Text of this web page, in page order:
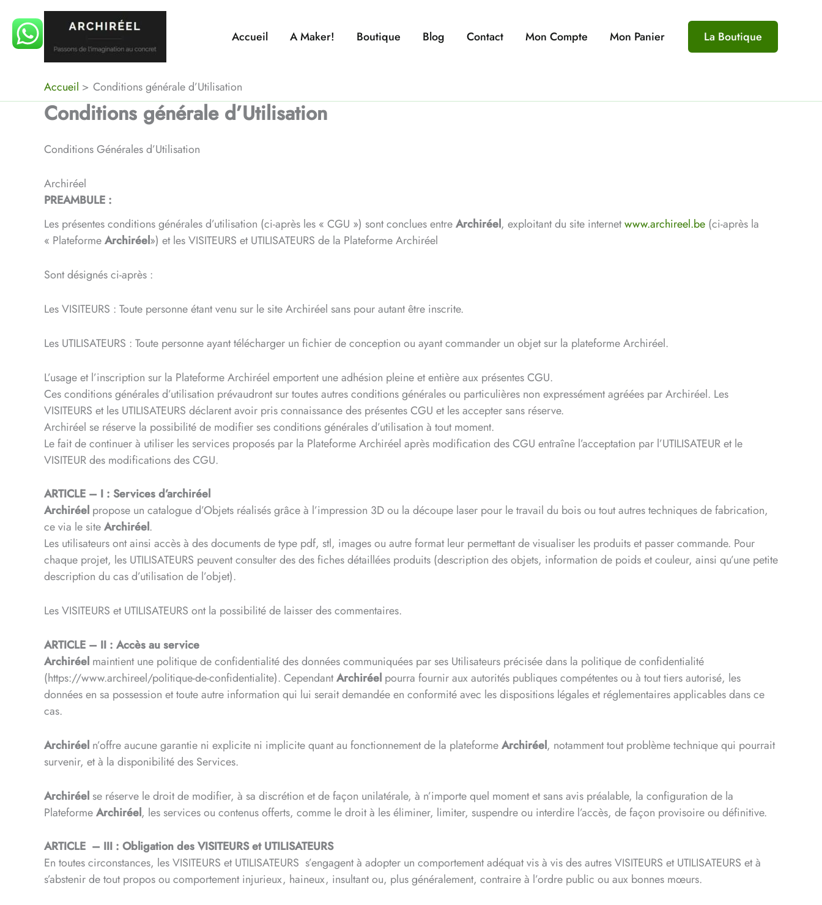
contenu
Accueil A Maker! Boutique Blog Contact Mon Compte Mon Panier La Boutique
Accueil Conditions générale d’Utilisation
Conditions générale d’Utilisation
Conditions Générales d’Utilisation
Archiréel
PREAMBULE :
​Les présentes conditions générales d’utilisation (ci-après les « CGU ») sont conclues entreArchiréel, exploitant du site internetwww.archireel.be (ci-après la
« PlateformeArchiréel») et les VISITEURS et UTILISATEURS de la Plateforme Archiréel
Sont désignés ci-après :
Les VISITEURS : Toute personne étant venu sur le site Archiréel sans pour autant être inscrite.
Les UTILISATEURS : Toute personne ayant télécharger un fichier de conception ou ayant commander un objet sur la plateforme Archiréel.
L’usage et l’inscription sur la Plateforme Archiréel emportent une adhésion pleine et entière aux présentes CGU.
Ces conditions générales d’utilisation prévaudront sur toutes autres conditions générales ou particulières non expressément agréées par Archiréel. Les
VISITEURS et les UTILISATEURS déclarent avoir pris connaissance des présentes CGU et les accepter sans réserve.
Archiréel se réserve la possibilité de modifier ses conditions générales d’utilisation à tout moment.
Le fait de continuer à utiliser les services proposés par la Plateforme Archiréel après modification des CGU entraîne l’acceptation par l’UTILISATEUR et le
VISITEUR des modifications des CGU.
ARTICLE – I : Services d’archiréel
​Archiréel propose un catalogue d’Objets réalisés grâce à l’impression 3D ou la découpe laser pour le travail du bois ou tout autres techniques de fabrication,
ce via le siteArchiréel.
Les utilisateurs ont ainsi accès à des documents de type pdf, stl, images ou autre format leur permettant de visualiser les produits et passer commande. Pour
chaque projet, les UTILISATEURS peuvent consulter des des fiches détaillées produits (description des objets, information de poids et couleur, ainsi qu’une petite
description du cas d’utilisation de l’objet).
Les VISITEURS et UTILISATEURS ont la possibilité de laisser des commentaires.
ARTICLE – II : Accès au service
​Archiréel maintient une politique de confidentialité des données communiquées par ses Utilisateurs précisée dans la politique de confidentialité
(https://www.archireel/politique-de-confidentialite). CependantArchiréel pourra fournir aux autorités publiques compétentes ou à tout tiers autorisé, les
données en sa possession et toute autre information qui lui serait demandée en conformité avec les dispositions légales et réglementaires applicables dans ce
cas.
Archiréel n’offre aucune garantie ni explicite ni implicite quant au fonctionnement de la plateformeArchiréel, notamment tout problème technique qui pourrait
survenir, et à la disponibilité des Services.
Archiréel se réserve le droit de modifier, à sa discrétion et de façon unilatérale, à n’importe quel moment et sans avis préalable, la configuration de la
PlateformeArchiréel, les services ou contenus offerts, comme le droit à les éliminer, limiter, suspendre ou interdire l’accès, de façon provisoire ou définitive.
ARTICLE – III : Obligation des VISITEURS et UTILISATEURS
En toutes circonstances, les VISITEURS et UTILISATEURS s’engagent à adopter un comportement adéquat vis à vis des autres VISITEURS et UTILISATEURS et à
s’abstenir de tout propos ou comportement injurieux, haineux, insultant ou, plus généralement, contraire à l’ordre public ou aux bonnes mœurs.